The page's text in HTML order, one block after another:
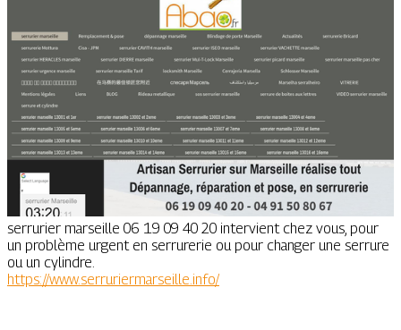
serrurier marseille 06 19 09 40 20 intervient chez vous, pour
un problème urgent en serrurerie ou pour changer une serrure
ou un cylindre.
https://www.serruriermarseille.info/